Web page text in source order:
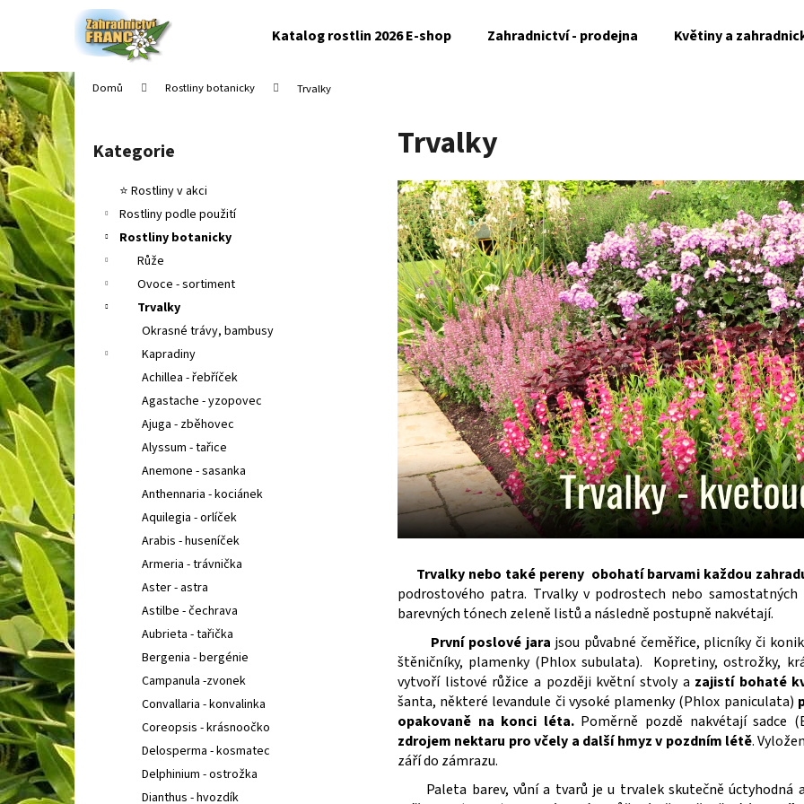
Katalog rostlin 2026 E-shop Zahradnictví - prodejna Květiny a
Domů Rostliny botanicky Trvalky
P
o
s
t
r
a
n
n
í
p
a
n
e
l
Přeskočit
kategorie
Kategorie
⭐ Rostliny v akci
Rostliny podle použití
Rostliny botanicky
Růže
Ovoce - sortiment
Trvalky
Okrasné trávy, bambusy
Kapradiny
Achillea - řebříček
Agastache - yzopovec
Ajuga - zběhovec
Alyssum - tařice
Anemone - sasanka
Anthennaria - kociánek
Aquilegia - orlíček
Arabis - huseníček
Armeria - trávnička
Aster - astra
Astilbe - čechrava
Aubrieta - tařička
Bergenia - bergénie
Campanula -zvonek
Convallaria - konvalinka
Coreopsis - krásnoočko
Delosperma - kosmatec
Delphinium - ostrožka
Dianthus - hvozdík
Trvalky
Trvalky nebo také pereny obohatí barvami každou
podrostového patra. Trvalky v podrostech nebo
barevných tónech zeleně listů a následně postupně nakvétají.
První poslové jara jsou půvabné čeměřice, plicníky či
štěničníky, plamenky (Phlox subulata). Kopretiny, ostrožky,
vytvoří listové růžice a později květní stvoly a zajistí bohaté
šanta, některé levandule či vysoké plamenky (Phlox paniculata)
opakovaně na konci léta.Poměrně pozdě nakvétají sadce
zdrojem nektaru pro včely a další hmyz v pozdním létě.
září do zámrazu.
Paleta barev, vůní a tvarů je u trvalek skutečně úctyhodná
í
k
Zpět
do
obchodu
Zpět
do
obchodu
Doporučujeme
SEDUM TELEPHIUM SEDUCTION CHERRY
CHOCOLATEROZCHODNÍK NACHOVÝ
SEDUM TELEPHIUM SEDUCTION ROSE CHARM
ROZCHODNÍK NACHOVÝ
97 Kč
HEMEROCALLIS X
ZAHRADNÍ
143 Kč